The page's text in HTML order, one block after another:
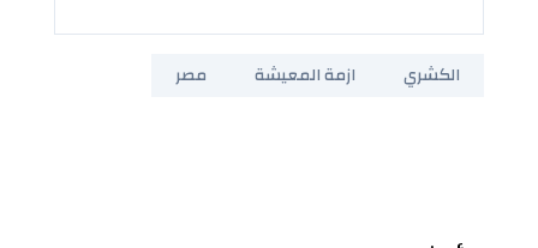
الكشري ازمة المعيشة مصر